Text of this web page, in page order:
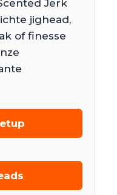
Jerk
jighead,
of finesse